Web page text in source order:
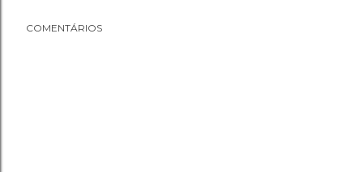
COMENTÁRIOS